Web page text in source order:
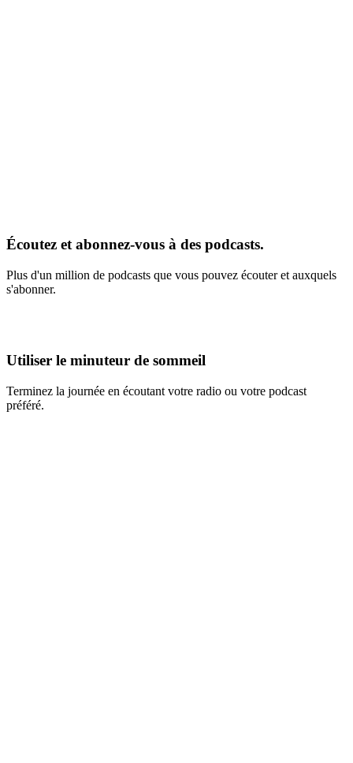
Écoutez et abonnez-vous à des podcasts.
Plus d'un million de podcasts que vous pouvez écouter et auxquels
s'abonner.
Utiliser le minuteur de sommeil
Terminez la journée en écoutant votre radio ou votre podcast
préféré.